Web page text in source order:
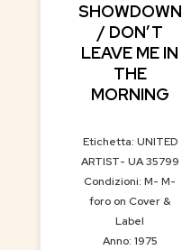
SHOWDOWN
/ DON’T
LEAVE ME IN
THE
MORNING
Etichetta: UNITED
ARTIST- UA 35799
Condizioni: M- M-
foro on Cover &
Label
Anno: 1975